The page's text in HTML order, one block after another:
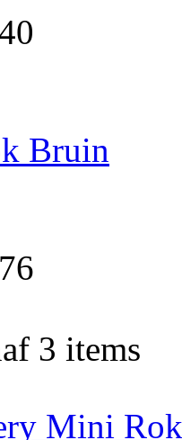
Bruin
3 items
Mini